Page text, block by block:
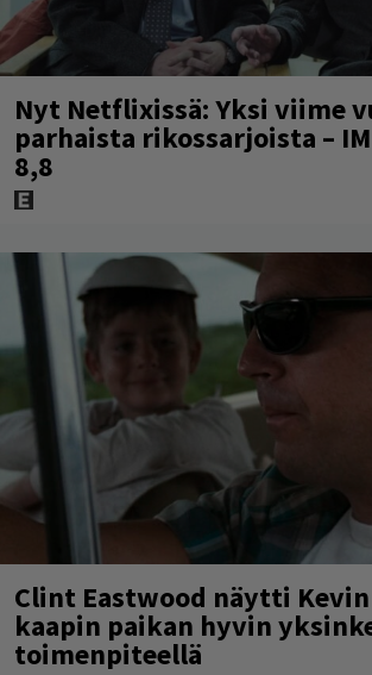
Nyt Netflixissä: Yksi viime
parhaista rikossarjoista –
8,8
Clint Eastwood näytti
kaapin paikan hyvin
toimenpiteellä